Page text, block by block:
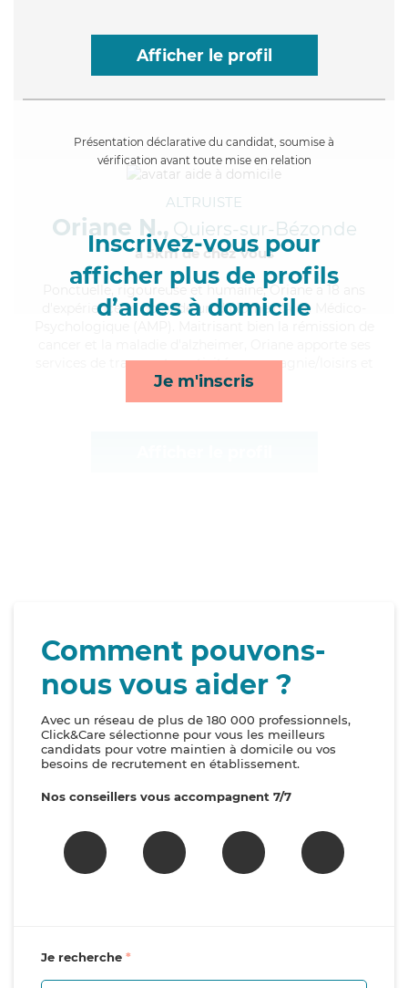
Afficher le profil
Présentation déclarative du candidat, soumise à
vérification avant toute mise en relation
Inscrivez-vous pour
afficher plus de profils
d’aides à domicile
Je m'inscris
ALTRUISTE
Oriane N., Quiers-sur-Bézonde
à 5km de chez Vous
, rigoureuse et humaine, Oriane a 18 ans
d'expérience et possède un diplôme d'Aide Médico-
services de transports, activités, compagnie/loisirs et
toilette/habillage*
Comment pouvons-
nous vous aider ?
Avec un réseau de plus de 180 000 professionnels,
Click&Care sélectionne pour vous les meilleurs
candidats pour votre maintien à domicile ou vos
besoins de recrutement en établissement.
Nos conseillers vous accompagnent 7/7
Je recherche